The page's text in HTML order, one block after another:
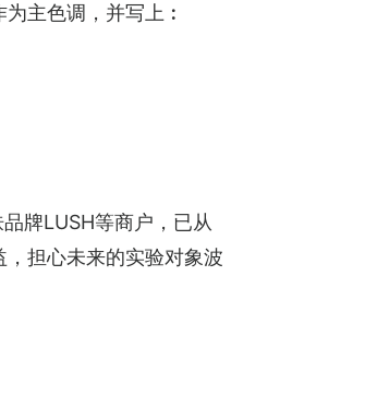
主色调，并写上︰
牌LUSH等商户，已从
担心未来的实验对象波